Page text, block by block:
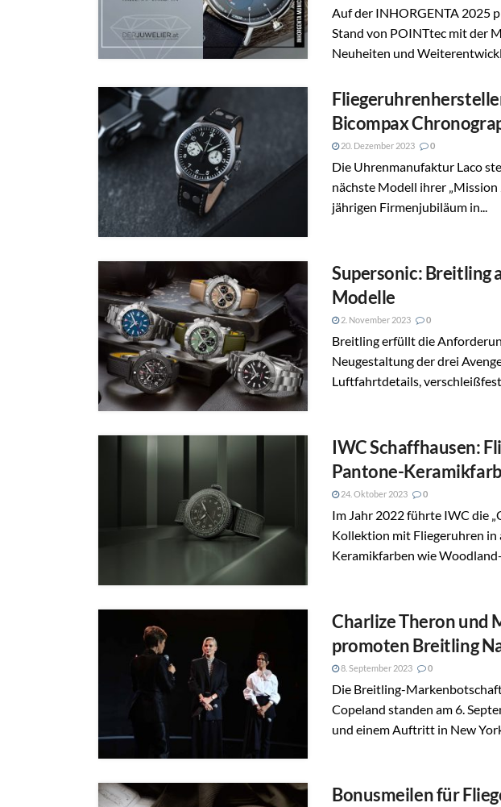
Auf der INHORGENTA 2025
Stand von POINTtec mit der
Neuheiten und
Bicompax
20. Dezember 2023 0
Die Uhrenmanufaktur Laco
nächste Modell ihrer „Mission
jährigen Firmenjubiläum in...
Supersonic: Breitling
Modelle
2. November 2023 0
Breitling erfüllt die
Neugestaltung der drei
Luftfahrtdetails,
IWC Schaffhausen:
Pantone-
24. Oktober 2023 0
Im Jahr 2022 führte IWC die
Kollektion mit Fliegeruhren in
Keramikfarben wie Woodland-
Charlize Theron und
promoten Breitling
8. September 2023 0
Die Breitling-
Copeland standen am 6.
und einem Auftritt in New
Bonusmeilen für